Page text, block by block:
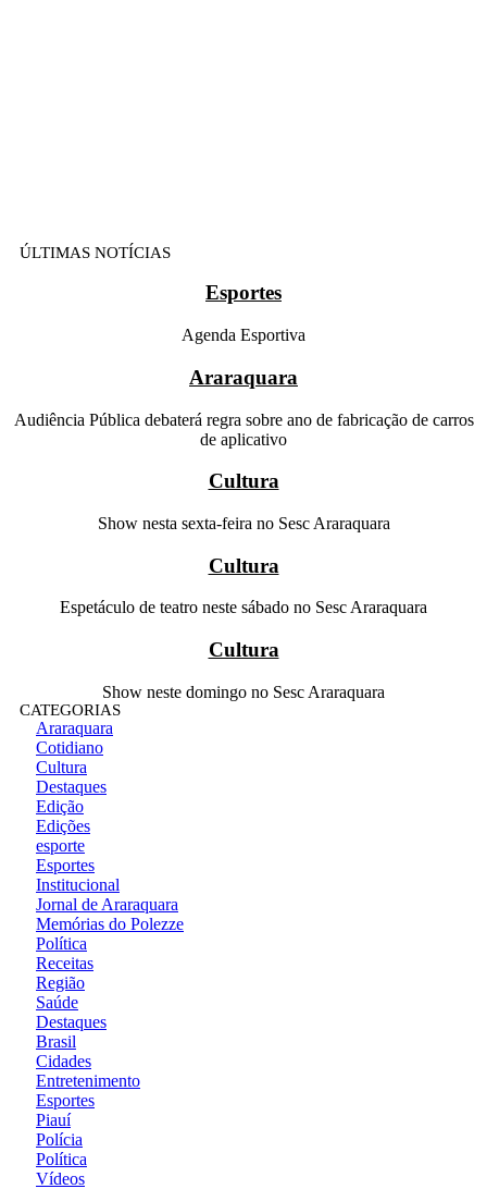
ÚLTIMAS NOTÍCIAS
Esportes
Agenda Esportiva
Araraquara
Audiência Pública debaterá regra sobre ano de fabricação de carros
de aplicativo
Cultura
Show nesta sexta-feira no Sesc Araraquara
Cultura
Espetáculo de teatro neste sábado no Sesc Araraquara
Cultura
Show neste domingo no Sesc Araraquara
CATEGORIAS
Araraquara
Cotidiano
Cultura
Destaques
Edição
Edições
esporte
Esportes
Institucional
Jornal de Araraquara
Memórias do Polezze
Política
Receitas
Região
Saúde
Destaques
Brasil
Cidades
Entretenimento
Esportes
Piauí
Polícia
Política
Vídeos